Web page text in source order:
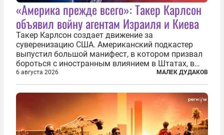
«Америка прежде всего»: Такер Карлсон
объявил войну агентам Израиля и Киева
Такер Карлсон создает движение за
суверенизацию США. Американский подкастер
выпустил большой манифест, в котором призвал
бороться с иностранным влиянием в Штатах, в
первую очередь имея в виду Израиль. А также
прекратить заморские войны, выплатить
репарации Ирану, остановить прием мигрантов...
6 августа 2026 МАЛЕК ДУДАКОВ